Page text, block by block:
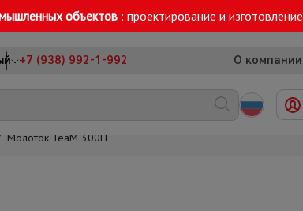
объектов : проектирование и изготовление
+7 (938) 992-1-992 О компании
Молоток TeaM 300H